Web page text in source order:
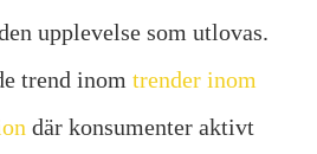
upplevelse som utlovas.
trend inomtrender inom
där konsumenter aktivt